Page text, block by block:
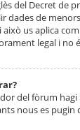
del Decret de
dades de
això us aplica
legal i no
del fòrum
nous es pugin